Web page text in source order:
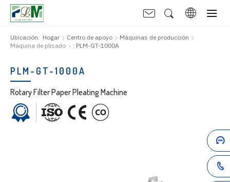
Ubicación: Hogar Centro de apoyo
Máquinas de producción
Máquina de plisado
: PLM-GT-1000A
PLM-GT-1000A
Rotary Filter Paper Pleating Machine